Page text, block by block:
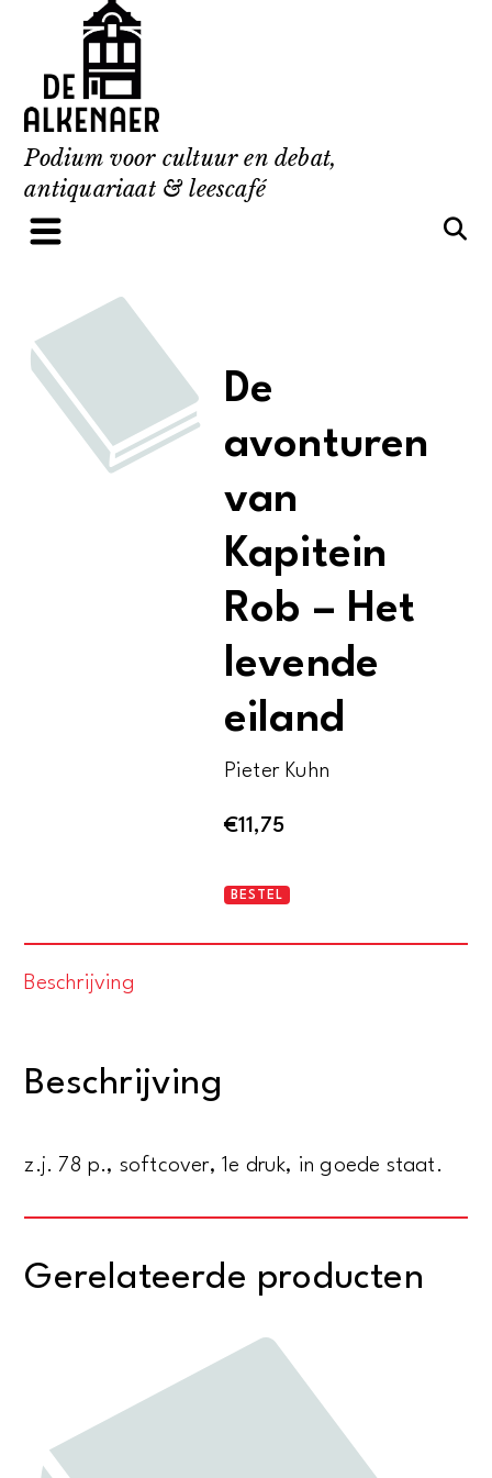
content
Podium voor cultuur en debat,
antiquariaat & leescafé
De
avonturen
van
Kapitein
Rob – Het
levende
eiland
Pieter Kuhn
€11,75
De
aantal
BESTEL
Beschrijving
Beschrijving
z.j. 78 p., softcover, 1e druk, in goede staat.
Gerelateerde producten